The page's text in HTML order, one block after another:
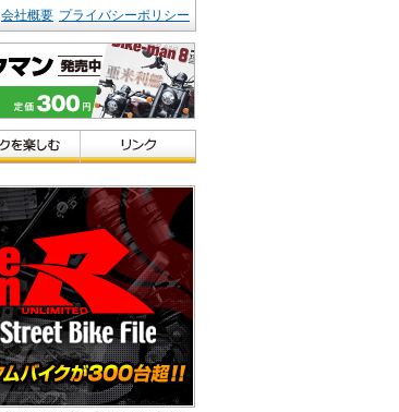
会社概要 プライバシーポリシー